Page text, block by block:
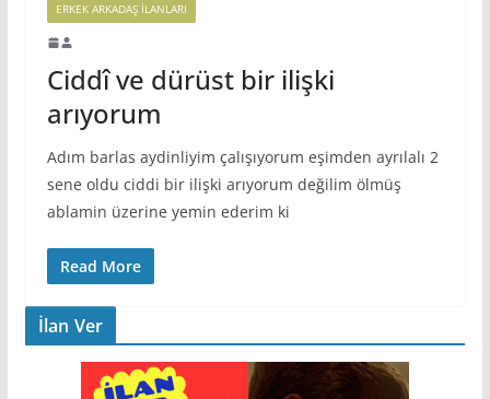
ERKEK ARKADAŞ ILANLARI
Ciddî ve dürüst bir ilişki
arıyorum
Adım barlas aydinliyim çalışıyorum eşimden ayrılalı 2
sene oldu ciddi bir ilişki arıyorum değilim ölmüş
ablamin üzerine yemin ederim ki
Read More
İlan Ver